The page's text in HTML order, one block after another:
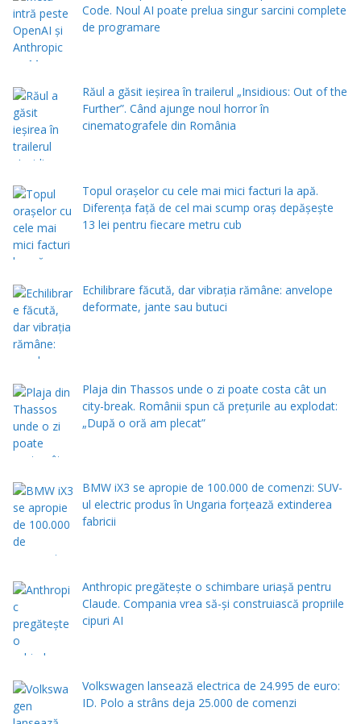
Code. Noul AI poate prelua singur sarcini complete
de programare
Răul a găsit ieșirea în trailerul „Insidious: Out of the
Further”. Când ajunge noul horror în
cinematografele din România
Topul orașelor cu cele mai mici facturi la apă.
Diferența față de cel mai scump oraș depășește
13 lei pentru fiecare metru cub
Echilibrare făcută, dar vibrația rămâne: anvelope
deformate, jante sau butuci
Plaja din Thassos unde o zi poate costa cât un
city-break. Românii spun că prețurile au explodat:
„După o oră am plecat”
BMW iX3 se apropie de 100.000 de comenzi: SUV-
ul electric produs în Ungaria forțează extinderea
fabricii
Anthropic pregătește o schimbare uriașă pentru
Claude. Compania vrea să-și construiască propriile
cipuri AI
Volkswagen lansează electrica de 24.995 de euro:
ID. Polo a strâns deja 25.000 de comenzi